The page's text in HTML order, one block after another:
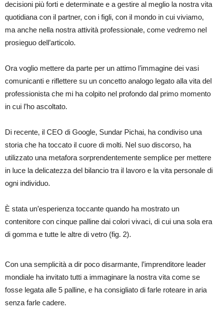
decisioni più forti e determinate e a gestire al meglio la nostra vita
quotidiana con il partner, con i figli, con il mondo in cui viviamo,
ma anche nella nostra attività professionale, come vedremo nel
prosieguo dell’articolo.
Ora voglio mettere da parte per un attimo l’immagine dei vasi
comunicanti e riflettere su un concetto analogo legato alla vita del
professionista che mi ha colpito nel profondo dal primo momento
in cui l’ho ascoltato.
Di recente, il CEO di Google, Sundar Pichai, ha condiviso una
storia che ha toccato il cuore di molti. Nel suo discorso, ha
utilizzato una metafora sorprendentemente semplice per mettere
in luce la delicatezza del bilancio tra il lavoro e la vita personale di
ogni individuo.
È stata un’esperienza toccante quando ha mostrato un
contenitore con cinque palline dai colori vivaci, di cui una sola era
di gomma e tutte le altre di vetro (fig. 2).
Con una semplicità a dir poco disarmante, l’imprenditore leader
mondiale ha invitato tutti a immaginare la nostra vita come se
fosse legata alle 5 palline, e ha consigliato di farle roteare in aria
senza farle cadere.